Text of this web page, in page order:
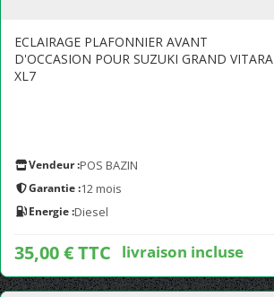
ECLAIRAGE PLAFONNIER AVANT
D'OCCASION POUR SUZUKI GRAND VITARA
XL7
Vendeur :POS BAZIN
Garantie :12 mois
Energie :Diesel
35,00 € TTC livraison incluse